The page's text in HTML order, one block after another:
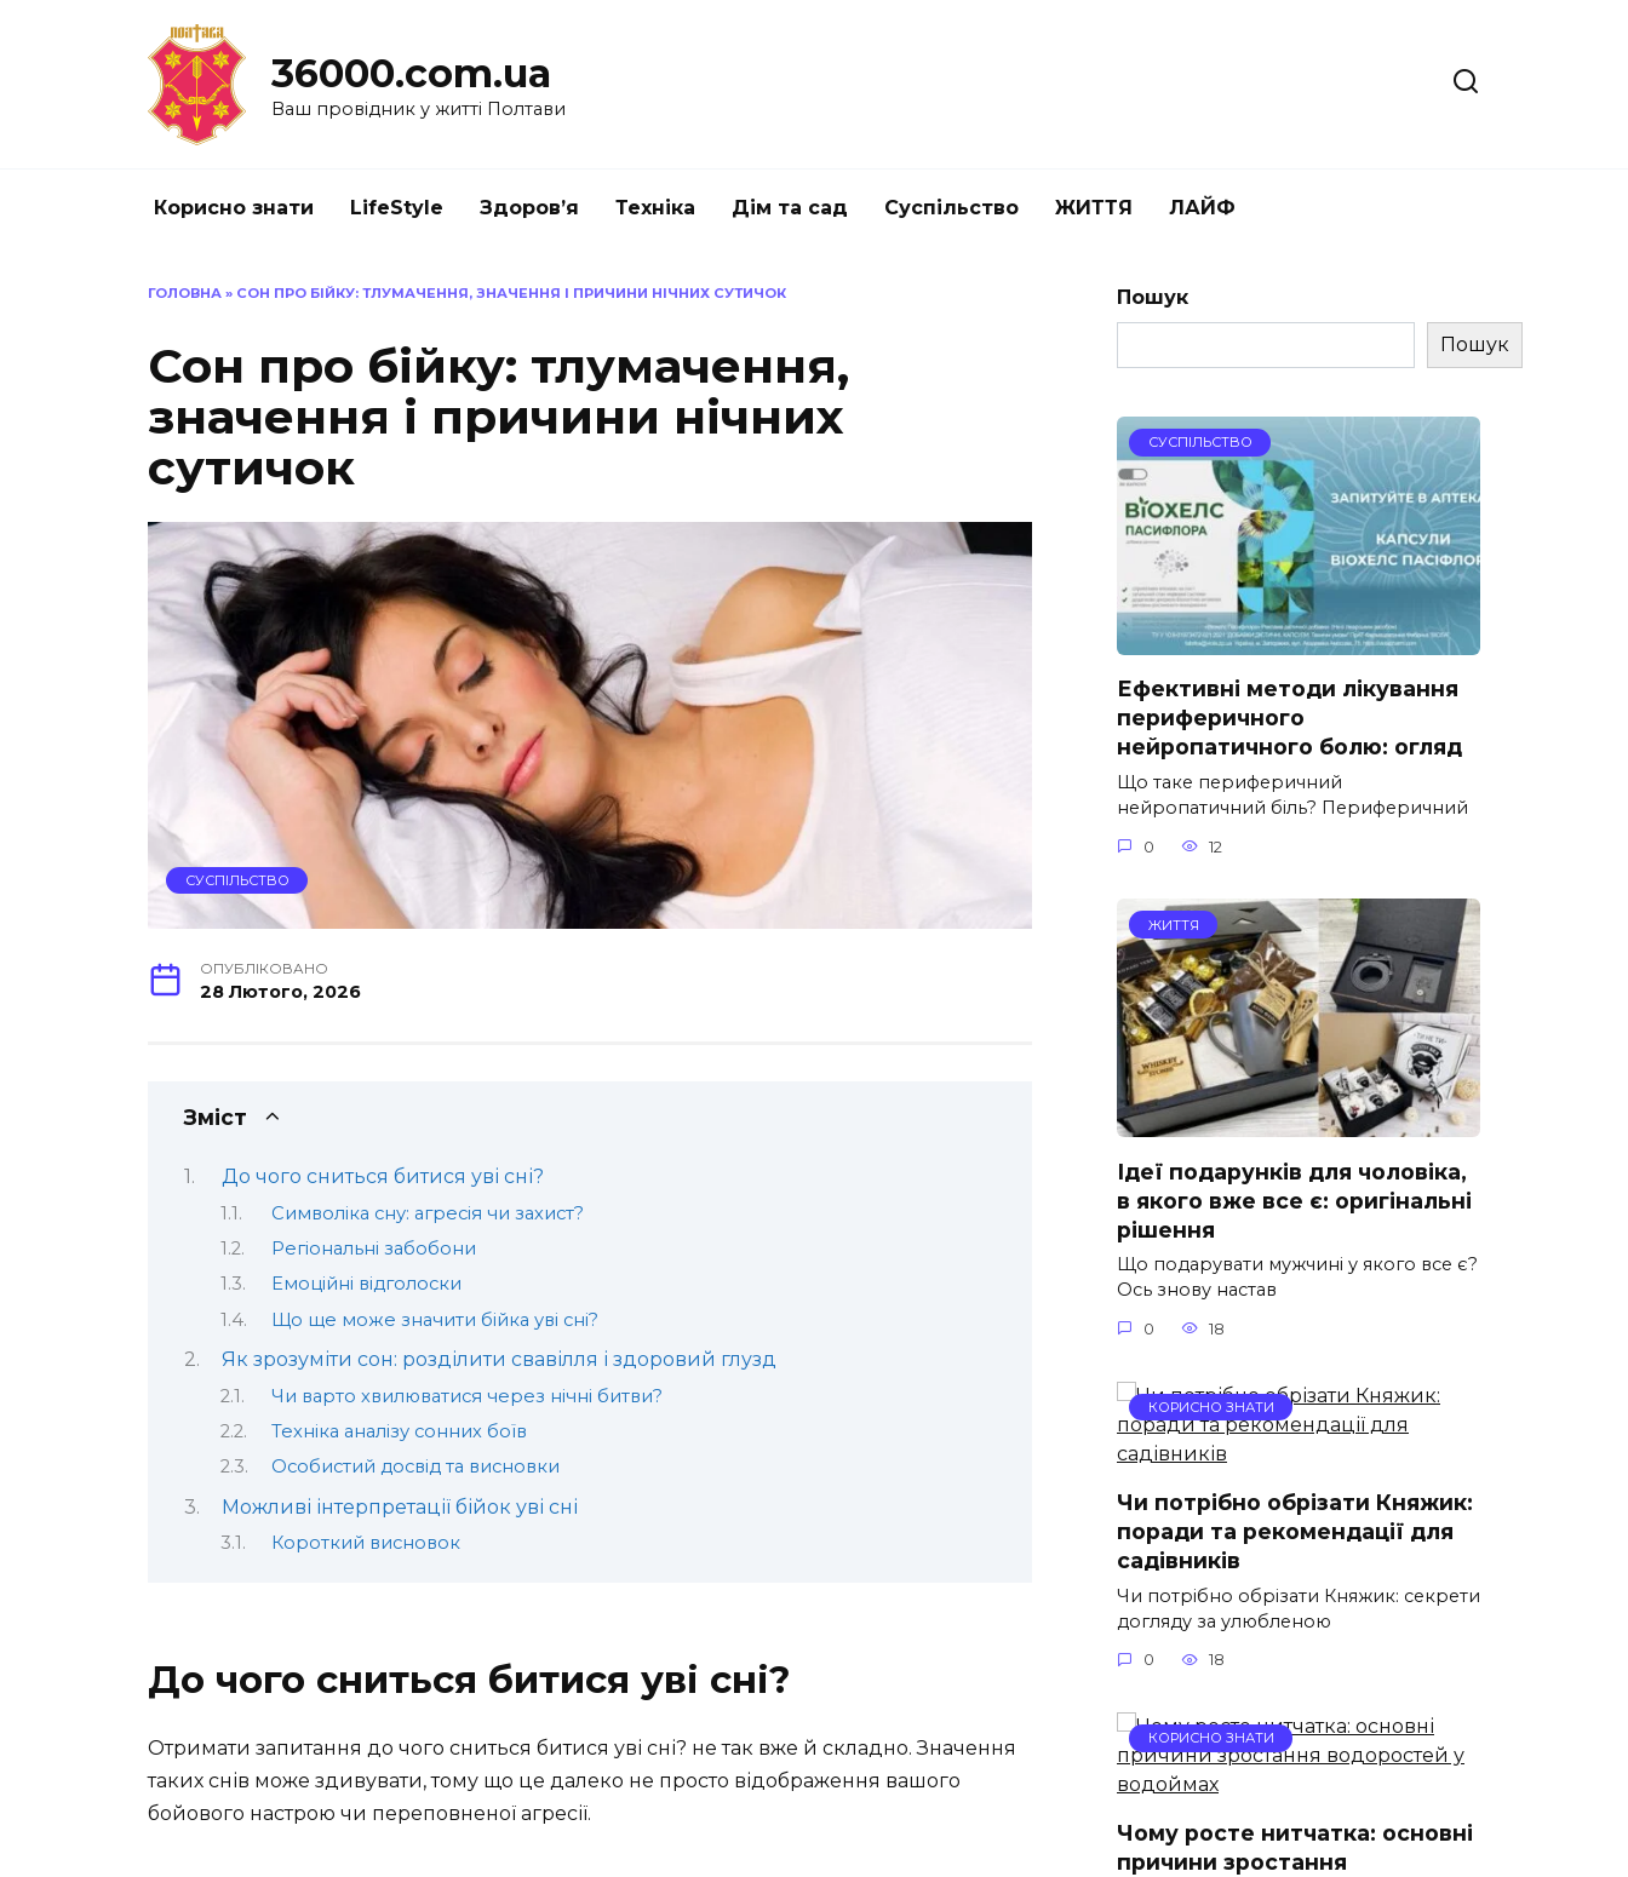
36000.com.ua
Ваш провідник у житті Полтави
Корисно знати LifeStyle Здоров’я Техніка Дім та сад Суспільство ЖИТТЯ ЛАЙФ
ГОЛОВНА » СОН ПРО БІЙКУ: ТЛУМАЧЕННЯ, ЗНАЧЕННЯ І ПРИЧИНИ НІЧНИХ СУТИЧОК
Сон про бійку: тлумачення,
значення і причини нічних
сутичок
СУСПІЛЬСТВО
ОПУБЛІКОВАНО
28 Лютого, 2026
Зміст
До чого сниться битися уві сні?
Символіка сну: агресія чи захист?
Регіональні забобони
Емоційні відголоски
Що ще може значити бійка уві сні?
Як зрозуміти сон: розділити свавілля і здоровий глузд
Чи варто хвилюватися через нічні битви?
Техніка аналізу сонних боїв
Особистий досвід та висновки
Можливі інтерпретації бійок уві сні
Короткий висновок
До чого сниться битися уві сні?
Отримати запитання до чого сниться битися уві сні? не так вже й складно. Значення
таких снів може здивувати, тому що це далеко не просто відображення вашого
бойового настрою чи переповненої агресії.
Пошук
Пошук
СУСПІЛЬСТВО
Ефективні методи лікування
периферичного
нейропатичного болю: огляд
Що таке периферичний
нейропатичний біль? Периферичний
0 12
ЖИТТЯ
Ідеї подарунків для чоловіка,
в якого вже все є: оригінальні
рішення
Що подарувати мужчині у якого все є?
Ось знову настав
0 18
КОРИСНО ЗНАТИ
Чи потрібно обрізати Княжик:
поради та рекомендації для
садівників
Чи потрібно обрізати Княжик: секрети
догляду за улюбленою
0 18
КОРИСНО ЗНАТИ
Чому росте нитчатка: основні
причини зростання